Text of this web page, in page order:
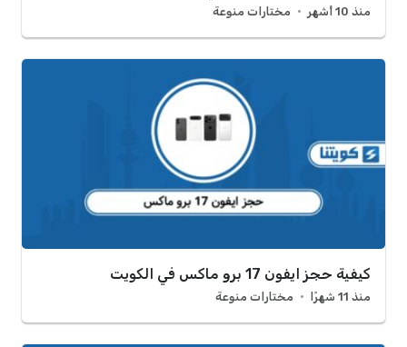
منذ 10 أشهر مختارات منوعة
كيفية حجز ايفون 17 برو ماكس في الكويت
منذ 11 شهرًا مختارات منوعة